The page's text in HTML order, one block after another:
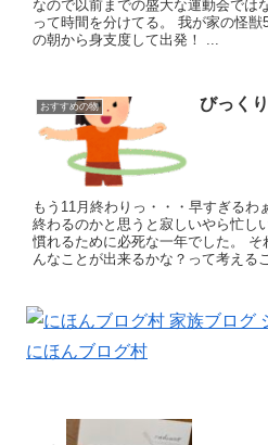
なので以前までの盛大な運動会では
って時間を分けてる。 我が家の怪
の朝から身支度して出発！ ...
おすすめの物 びっく
もう11月終わりっ・・・早すぎるわ
終わるのかと思うと寂しいやら忙し
慣れるために必死な一年でした。
んなことが出来るかな？って考える
にほんブログ村